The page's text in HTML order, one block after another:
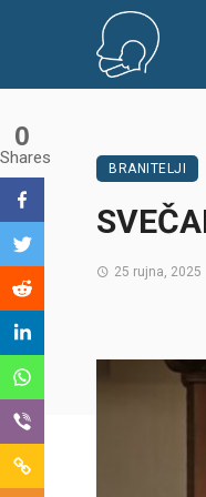
BRANITELJI
25 rujna, 2025
0
Shares